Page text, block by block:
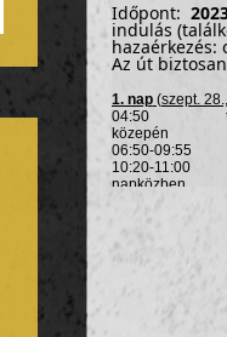
Időpont:
indulás
hazaérkezés:
Az út
1. nap(szept.
04:50
közepén
06:50-09:55
10:20-11:00
napközben
útközben
szállás:
(szept.
reggeli a
délelőtt